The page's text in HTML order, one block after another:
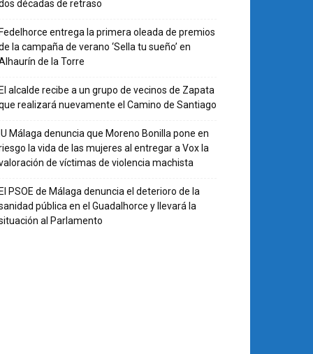
décadas de retraso
entrega la primera oleada de premios
la campaña de verano ‘Sella tu sueño’ en
de la Torre
alcalde recibe a un grupo de vecinos de Zapata
realizará nuevamente el Camino de Santiago
Málaga denuncia que Moreno Bonilla pone en
la vida de las mujeres al entregar a Vox la
de víctimas de violencia machista
PSOE de Málaga denuncia el deterioro de la
pública en el Guadalhorce y llevará la
al Parlamento